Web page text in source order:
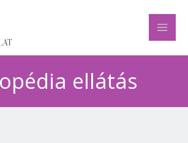
ellátás